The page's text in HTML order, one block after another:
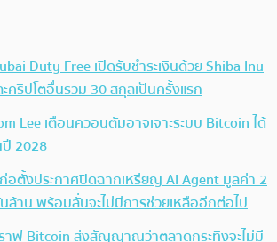
Duty Free เปิดรับชำระเงินด้วย Shiba Inu
ะคริปโตอื่นรวม 30 สกุลเป็นครั้งแรก
Lee เตือนควอนตัมอาจเจาะระบบ Bitcoin ได้
ปี 2028
อตั้งประกาศปิดฉากเหรียญ AI Agent มูลค่า 2
ล้าน พร้อมลั่นจะไม่มีการช่วยเหลืออีกต่อไป
าฟ Bitcoin ส่งสัญญาณว่าตลาดกระทิงจะไม่มี